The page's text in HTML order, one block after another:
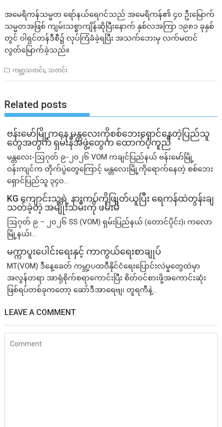
အမေရိကန်သမ္မတ ရော်နယ်ရေဂင်သည် အမေရိကန်၏ ၄၀ ဦးမြောက်
သမ္မတအဖြစ် ကျမ်းသစ္စာကျိန်ဆိုပြီးနောက် နှစ်လအကြာ ၁၉၈၁ ခုနှစ်
တွင် ဝါရှင်တန်ဒီစီ၌ လုပ်ကြံခံခဲ့ရပြီး အသက်ဘေးမှ လက်မတင်
လွတ်မြောက်ခဲ့သည်။
ကမ္ဘာ့သတင်း, သတင်း
Related posts
ဗန်းမော်မြို့ကနေ မန္တလေးကိုစစ်ဘေးရှောင်နေတဲ့ပြည်သူ
တွေအတွက် ရှမ်းနီအဖွဲ့တွေက ထောက်ပံ့ကူညီ
မန္တလေး-ဩဂုတ် ၉-၂၀၂၆ VOM ကချင်ပြည်နယ် ဗန်းမော်မြို့
ဝန်းကျင်က တိုက်ပွဲတွေကြောင့် မန္တလေးမြို့ကိုရောက်နေတဲ့ စစ်ဘေး
ရှောင်ပြည်သူ ၃၄၀...
KG ကျောင်းသူရဲ့ နားကပ်ကိုဖြုတ်ယူပြီး ရေကန်ထဲတွန်းချ
သတ်ခဲ့တဲ့ အမျိုးသမီးကို ဖမ်းမိ
ဩဂုတ် ၉ – ၂၀၂၆ SS (VOM) ရှမ်းပြည်နယ် (တောင်ပိုင်း)၊ ကလော
မြို့နယ်၊...
မက္ကာပူးပေါင်းရေးနှင့် ကာကွယ်ရေးစာချုပ်
MT(VOM) ​ဒီနေ့ခေတ် ကမ္ဘာ့ပထဝီနိုင်ငံရေးပြောင်းလဲမှုတွေထဲမှာ
အလွန်တရာ အာရုံစိုက်စရာကောင်းပြီး စိတ်ဝင်စားဖို့အကောင်းဆုံး
ဖြစ်ရပ်တစ်ခုကတော့ ဆော်ဒီအာရေဗျ၊ တူရကီနဲ့...
LEAVE A COMMENT